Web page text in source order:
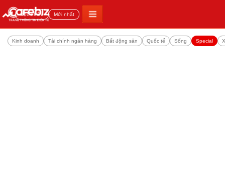
Đọc nhiều Mới nhất
Kinh doanh Tài chính ngân hàng Bất động sản Quốc tế Sống Special